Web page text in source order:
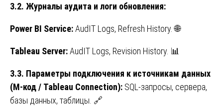
3.2. Журналы аудита и логи обновления:
Power BI Service:AudIT Logs, Refresh History. 🌐
Tableau Server:AudIT Logs, Revision History. 📊
3.3. Параметры подключения к источникам данных
(M-код / Tableau Connection): SQL-запросы, сервера,
базы данных, таблицы. 🔗